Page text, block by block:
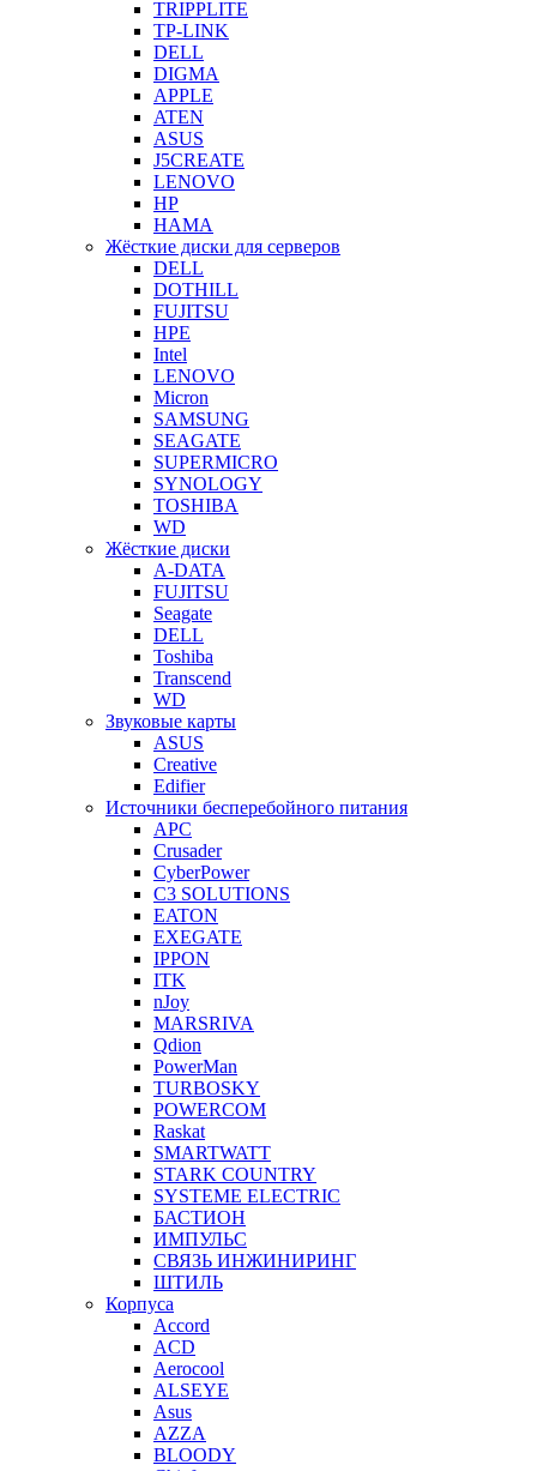
TRIPPLITE
TP-LINK
DELL
DIGMA
APPLE
ATEN
ASUS
J5CREATE
LENOVO
HP
HAMA
Жёсткие диски для серверов
DELL
DOTHILL
FUJITSU
HPE
Intel
LENOVO
Micron
SAMSUNG
SEAGATE
SUPERMICRO
SYNOLOGY
TOSHIBA
WD
Жёсткие диски
A-DATA
FUJITSU
Seagate
DELL
Toshiba
Transcend
WD
Звуковые карты
ASUS
Creative
Edifier
Источники бесперебойного питания
APC
Crusader
CyberPower
C3 SOLUTIONS
EATON
EXEGATE
IPPON
ITK
nJoy
MARSRIVA
Qdion
PowerMan
TURBOSKY
POWERCOM
Raskat
SMARTWATT
STARK COUNTRY
SYSTEME ELECTRIC
БАСТИОН
ИМПУЛЬС
СВЯЗЬ ИНЖИНИРИНГ
ШТИЛЬ
Корпуса
Accord
ACD
Aerocool
ALSEYE
Asus
AZZA
BLOODY